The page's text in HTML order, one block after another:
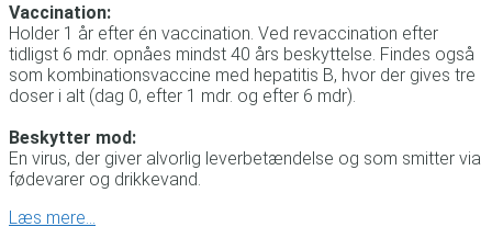
Vaccination:
Holder 1 år efter én vaccination. Ved revaccination efter
tidligst 6 mdr. opnåes mindst 40 års beskyttelse. Findes også
som kombinationsvaccine med hepatitis B, hvor der gives tre
doser i alt (dag 0, efter 1 mdr. og efter 6 mdr).
Beskytter mod:
En virus, der giver alvorlig leverbetændelse og som smitter via
fødevarer og drikkevand.
Læs mere…